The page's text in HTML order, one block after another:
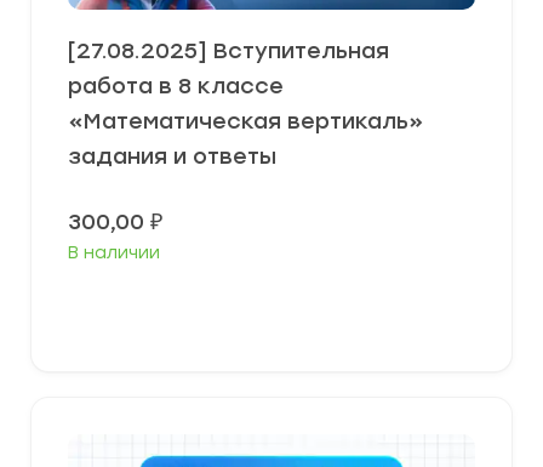
[27.08.2025] Вступительная
работа в 8 классе
«Математическая вертикаль»
задания и ответы
300,00 ₽
В наличии